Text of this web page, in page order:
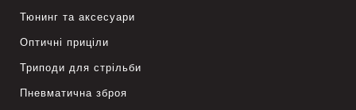
Тюнинг та аксесуари
Оптичні приціли
Триподи для стрільби
Пневматична зброя